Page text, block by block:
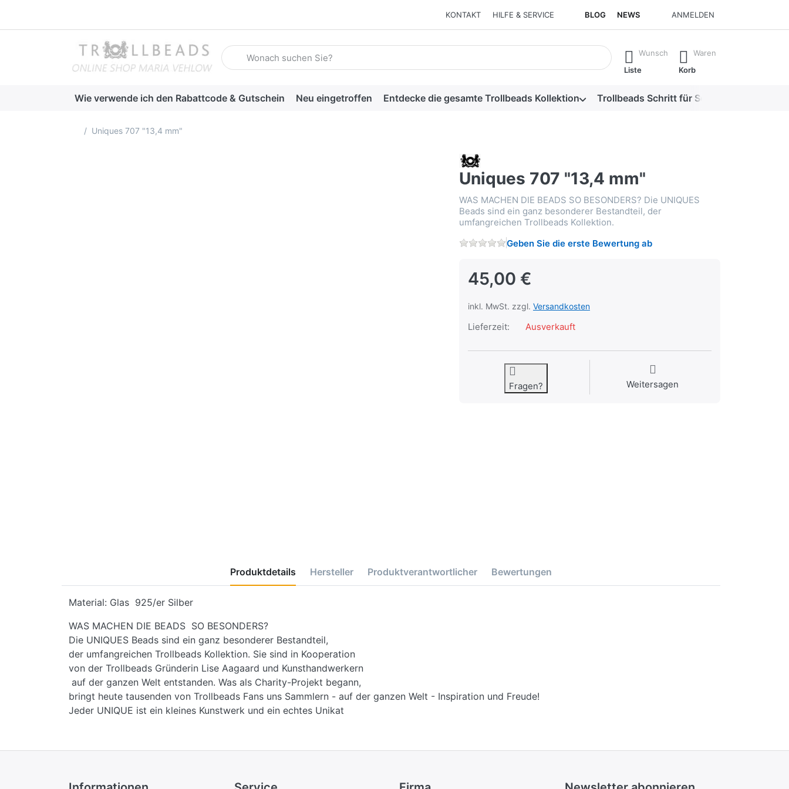
KONTAKT HILFE & SERVICE BLOG NEWS ANMELDEN
Geben Sie einen Suchbegriff ein. Während Sie tippen, erscheinen automatisch erste Ergebnisse. Drücken Sie die Eingabetaste, um alle
Wunsch
Liste
Waren
Korb
Wie verwende ich den Rabattcode & Gutschein Neu eingetroffen Entdecke die gesamte Trollbeads Kollektion Trollbeads Schritt für Schritt
Startseite
Uniques 707 "13,4 mm"
Uniques 707 "13,4 mm"
WAS MACHEN DIE BEADS SO BESONDERS? Die UNIQUES
Beads sind ein ganz besonderer Bestandteil, der
umfangreichen Trollbeads Kollektion.
Geben Sie die erste Bewertung ab
45,00 €
inkl. MwSt. zzgl. Versandkosten
Lieferzeit: Ausverkauft
Fragen? Weitersagen
Produktdetails Hersteller Produktverantwortlicher Bewertungen
Material: Glas 925/er Silber
WAS MACHEN DIE BEADS SO BESONDERS?
Die UNIQUES Beads sind ein ganz besonderer Bestandteil,
der umfangreichen Trollbeads Kollektion. Sie sind in Kooperation
von der Trollbeads Gründerin Lise Aagaard und Kunsthandwerkern
auf der ganzen Welt entstanden. Was als Charity-Projekt begann,
bringt heute tausenden von Trollbeads Fans uns Sammlern - auf der ganzen Welt - Inspiration und Freude!
Jeder UNIQUE ist ein kleines Kunstwerk und ein echtes Unikat